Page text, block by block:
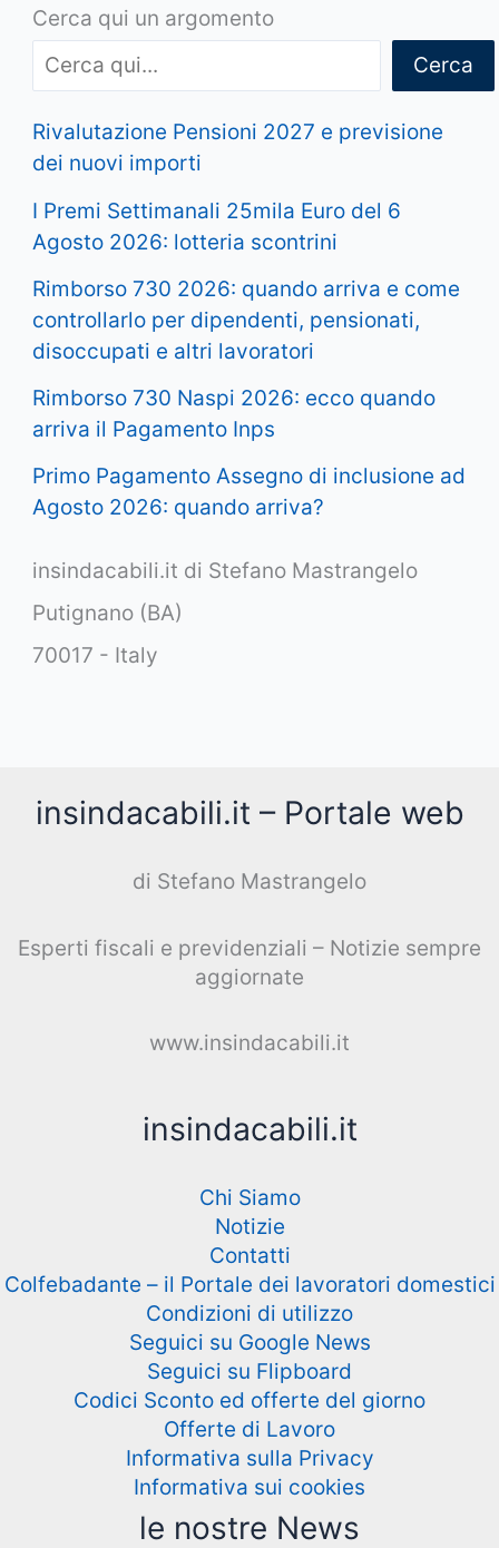
Cerca qui un argomento
Cerca
Rivalutazione Pensioni 2027 e previsione
dei nuovi importi
I Premi Settimanali 25mila Euro del 6
Agosto 2026: lotteria scontrini
Rimborso 730 2026: quando arriva e come
controllarlo per dipendenti, pensionati,
disoccupati e altri lavoratori
Rimborso 730 Naspi 2026: ecco quando
arriva il Pagamento Inps
Primo Pagamento Assegno di inclusione ad
Agosto 2026: quando arriva?
insindacabili.it di Stefano Mastrangelo
Putignano (BA)
70017 - Italy
insindacabili.it – Portale web
di Stefano Mastrangelo
Esperti fiscali e previdenziali – Notizie sempre
aggiornate
www.insindacabili.it
insindacabili.it
Chi Siamo
Notizie
Contatti
Colfebadante – il Portale dei lavoratori domestici
Condizioni di utilizzo
Seguici su Google News
Seguici su Flipboard
Codici Sconto ed offerte del giorno
Offerte di Lavoro
Informativa sulla Privacy
Informativa sui cookies
le nostre News